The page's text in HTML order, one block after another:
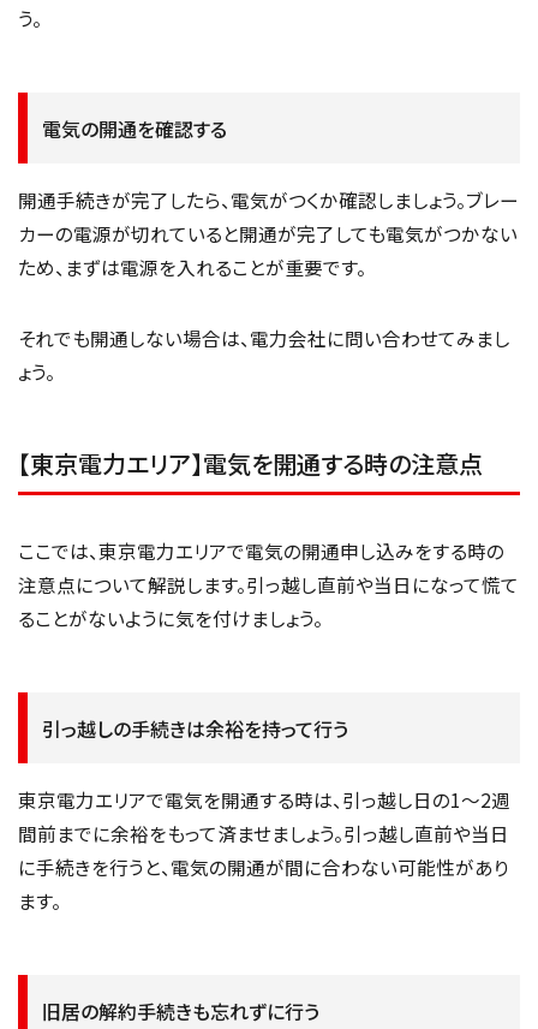
う。
電気の開通を確認する
開通手続きが完了したら、電気がつくか確認しましょう。ブレー
カーの電源が切れていると開通が完了しても電気がつかない
ため、まずは電源を入れることが重要です。
それでも開通しない場合は、電力会社に問い合わせてみまし
ょう。
【東京電力エリア】電気を開通する時の注意点
ここでは、東京電力エリアで電気の開通申し込みをする時の
注意点について解説します。引っ越し直前や当日になって慌て
ることがないように気を付けましょう。
引っ越しの手続きは余裕を持って行う
東京電力エリアで電気を開通する時は、引っ越し日の1〜2週
間前までに余裕をもって済ませましょう。引っ越し直前や当日
に手続きを行うと、電気の開通が間に合わない可能性があり
ます。
旧居の解約手続きも忘れずに行う